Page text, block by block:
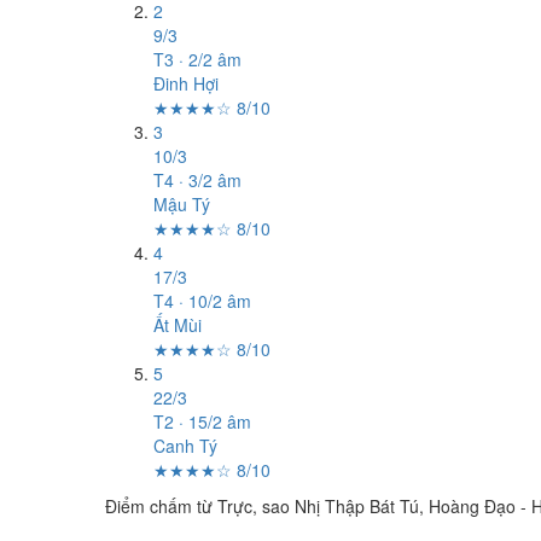
2
9/3
T3 · 2/2 âm
Đinh Hợi
★★★★☆ 8/10
3
10/3
T4 · 3/2 âm
Mậu Tý
★★★★☆ 8/10
4
17/3
T4 · 10/2 âm
Ất Mùi
★★★★☆ 8/10
5
22/3
T2 · 15/2 âm
Canh Tý
★★★★☆ 8/10
Điểm chấm từ Trực, sao Nhị Thập Bát Tú, Hoàng Đạo -